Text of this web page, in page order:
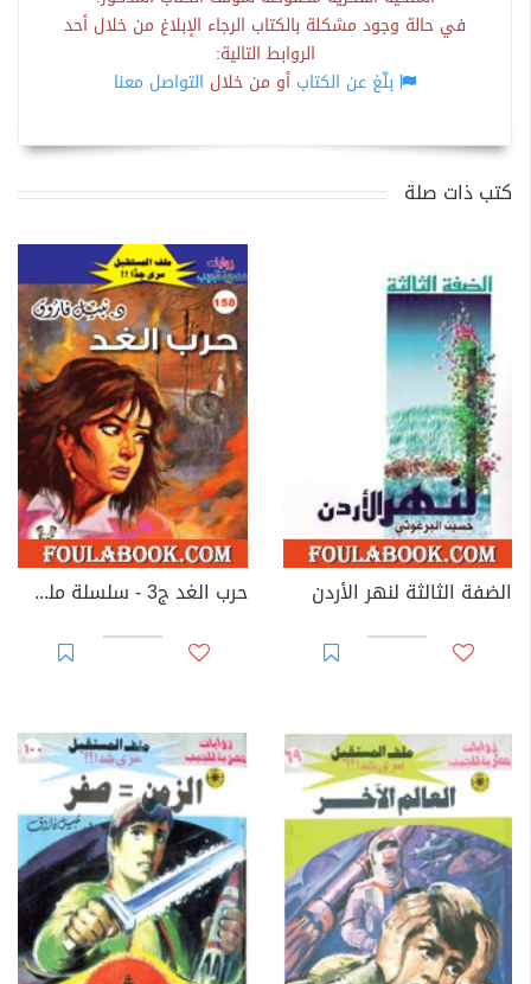
في حالة وجود مشكلة بالكتاب الرجاء الإبلاغ من خلال أحد
الروابط التالية:
بلّغ عن الكتاب أو من خلال التواصل معنا
كتب ذات صلة
الضفة الثالثة لنهر الأردن حرب الغد ج3 - سلسلة ملف المستقبل